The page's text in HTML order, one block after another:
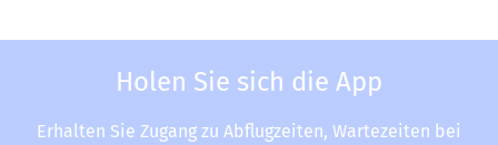
Holen Sie sich die App
Erhalten Sie Zugang zu Abflugzeiten, Wartezeiten bei